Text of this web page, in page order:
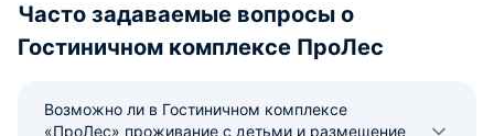
Часто задаваемые вопросы о
Гостиничном комплексе ПроЛес
Возможно ли в Гостиничном комплексе
«ПроЛес» проживание с детьми и размещение